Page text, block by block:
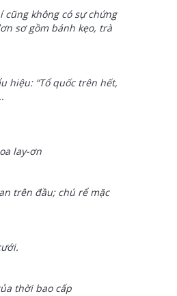
không có sự chứng
sơ gồm bánh kẹo, trà
hiệu: “Tổ quốc trên hết,
lay-ơn
trên đầu; chú rể mặc
thời bao cấp